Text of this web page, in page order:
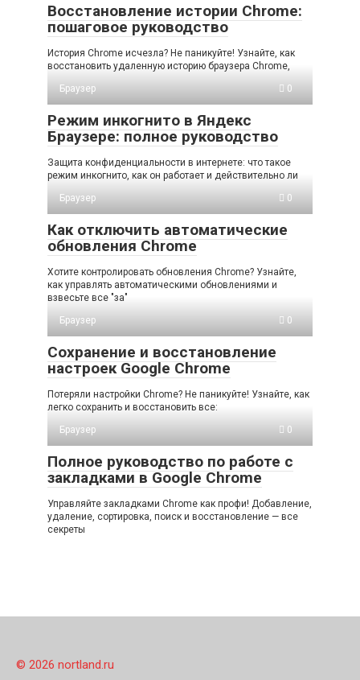
Восстановление истории Chrome:
пошаговое руководство
История Chrome исчезла? Не паникуйте! Узнайте, как
восстановить удаленную историю браузера Chrome,
Браузер
0
Режим инкогнито в Яндекс
Браузере: полное руководство
Защита конфиденциальности в интернете: что такое
режим инкогнито, как он работает и действительно ли
Браузер
0
Как отключить автоматические
обновления Chrome
Хотите контролировать обновления Chrome? Узнайте,
как управлять автоматическими обновлениями и
взвесьте все "за"
Браузер
0
Сохранение и восстановление
настроек Google Chrome
Потеряли настройки Chrome? Не паникуйте! Узнайте, как
легко сохранить и восстановить все:
Браузер
0
Полное руководство по работе с
закладками в Google Chrome
Управляйте закладками Chrome как профи! Добавление,
удаление, сортировка, поиск и восстановление — все
секреты
© 2026 nortland.ru